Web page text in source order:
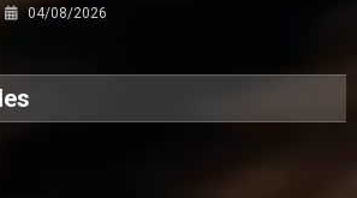
04/08/2026